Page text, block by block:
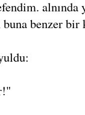
alnında
benzer bir